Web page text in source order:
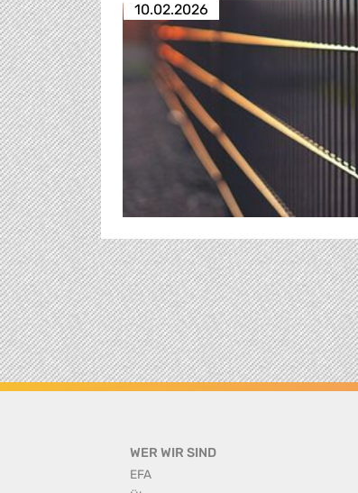
10.02.2026
WER WIR SIND
EFA